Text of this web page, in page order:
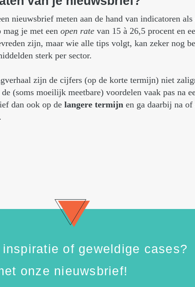
nieuwsbrief meten aan de hand van indicatoren als
je met een open rate van 15 à 26,5 procent en
zijn, maar wie alle tips volgt, kan zeker nog
sterk per sector.
zijn de cijfers (op de korte termijn) niet
(soms moeilijk meetbare) voordelen vaak pas na
dan ook op de langere termijn en ga daarbij na of
of geweldige cases?
onze nieuwsbrief!